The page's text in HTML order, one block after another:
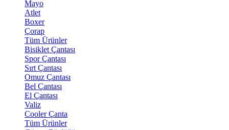
Mayo
Atlet
Boxer
Çorap
Tüm Ürünler
Bisiklet Çantası
Spor Çantası
Sırt Çantası
Omuz Çantası
Bel Çantası
El Çantası
Valiz
Cooler Çanta
Tüm Ürünler